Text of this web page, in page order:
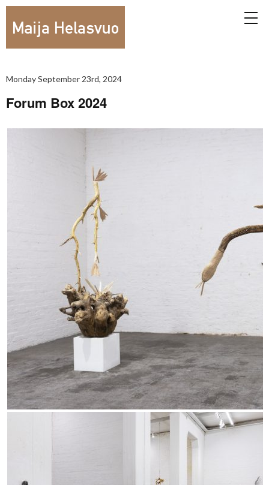
Monday September 23rd, 2024
Forum Box 2024